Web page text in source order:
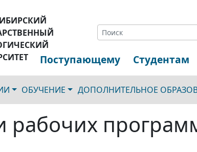
Поступающему Студентам
ОБУЧЕНИЕ ДОПОЛНИТЕЛЬНОЕ
рабочих